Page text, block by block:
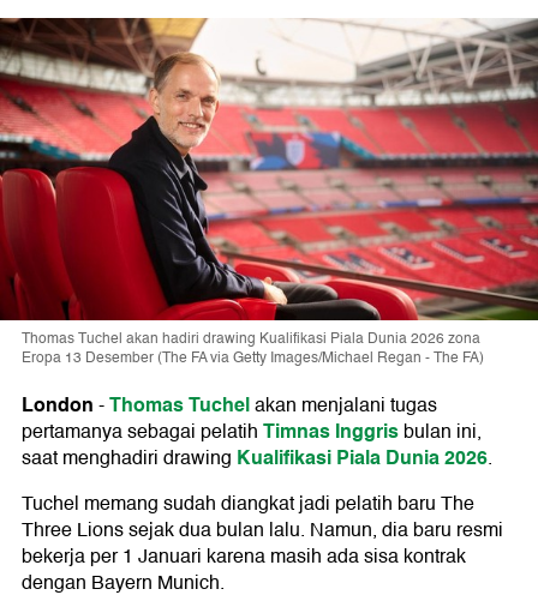
Thomas Tuchel akan hadiri drawing Kualifikasi Piala Dunia 2026 zona
Eropa 13 Desember (The FA via Getty Images/Michael Regan - The FA)
London-Thomas Tuchelakan menjalani tugas
pertamanya sebagai pelatihTimnas Inggrisbulan ini,
saat menghadiri drawing Kualifikasi Piala Dunia 2026.
Tuchel memang sudah diangkat jadi pelatih baru The
Three Lions sejak dua bulan lalu. Namun, dia baru resmi
bekerja per 1 Januari karena masih ada sisa kontrak
dengan Bayern Munich.